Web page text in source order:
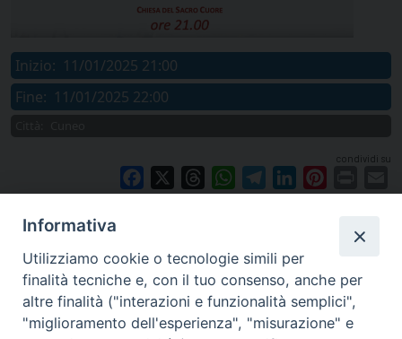
Inizio: 11/01/2025 21:00
Fine: 11/01/2025 22:00
condividi su
Facebook ThreadsWhatsAppTelegramLinkedIn
Informativa
Utilizziamo cookie o tecnologie simili per
finalità tecniche e, con il tuo consenso, anche per
altre finalità ("interazioni e funzionalità semplici",
"miglioramento dell'esperienza", "misurazione" e